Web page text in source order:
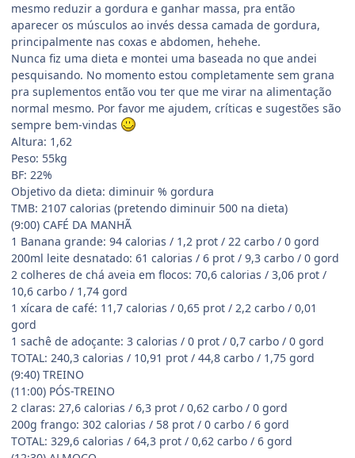
mesmo reduzir a gordura e ganhar massa, pra então
aparecer os músculos ao invés dessa camada de gordura,
principalmente nas coxas e abdomen, hehehe.
Nunca fiz uma dieta e montei uma baseada no que andei
pesquisando. No momento estou completamente sem grana
pra suplementos então vou ter que me virar na alimentação
normal mesmo. Por favor me ajudem, críticas e sugestões são
sempre bem-vindas
Altura: 1,62
Peso: 55kg
BF: 22%
Objetivo da dieta: diminuir % gordura
TMB: 2107 calorias (pretendo diminuir 500 na dieta)
(9:00) CAFÉ DA MANHÃ
1 Banana grande: 94 calorias / 1,2 prot / 22 carbo / 0 gord
200ml leite desnatado: 61 calorias / 6 prot / 9,3 carbo / 0 gord
2 colheres de chá aveia em flocos: 70,6 calorias / 3,06 prot /
10,6 carbo / 1,74 gord
1 xícara de café: 11,7 calorias / 0,65 prot / 2,2 carbo / 0,01
gord
1 sachê de adoçante: 3 calorias / 0 prot / 0,7 carbo / 0 gord
TOTAL: 240,3 calorias / 10,91 prot / 44,8 carbo / 1,75 gord
(9:40) TREINO
(11:00) PÓS-TREINO
2 claras: 27,6 calorias / 6,3 prot / 0,62 carbo / 0 gord
200g frango: 302 calorias / 58 prot / 0 carbo / 6 gord
TOTAL: 329,6 calorias / 64,3 prot / 0,62 carbo / 6 gord